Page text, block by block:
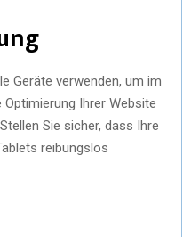
Geräte verwenden, um im
Ihrer Website
Sie sicher, dass Ihre
reibungslos